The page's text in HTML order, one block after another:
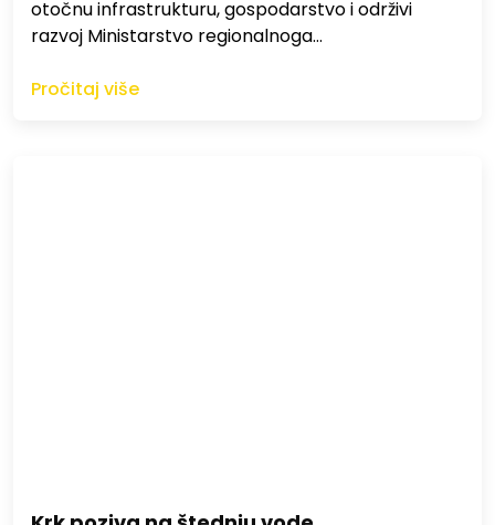
otočnu infrastrukturu, gospodarstvo i održivi
razvoj Ministarstvo regionalnoga…
Pročitaj više